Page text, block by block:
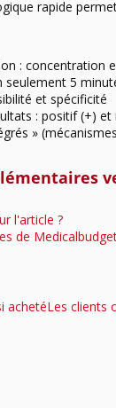
rapide
: concentration
seulement 5
et spécificité
: positif (+) et
»
l'article ?
de
achetéLes clients